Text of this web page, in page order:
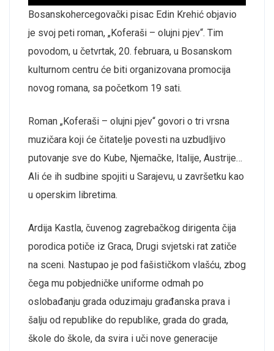
Bosanskohercegovački pisac Edin Krehić objavio
je svoj peti roman, „Koferaši – olujni pjev“. Tim
povodom, u četvrtak, 20. februara, u Bosanskom
kulturnom centru će biti organizovana promocija
novog romana, sa početkom 19 sati.
Roman „Koferaši – olujni pjev“ govori o tri vrsna
muzičara koji će čitatelje povesti na uzbudljivo
putovanje sve do Kube, Njemačke, Italije, Austrije…
Ali će ih sudbine spojiti u Sarajevu, u završetku kao
u operskim libretima.
Ardija Kastla, čuvenog zagrebačkog dirigenta čija
porodica potiče iz Graca, Drugi svjetski rat zatiče
na sceni. Nastupao je pod fašističkom vlašću, zbog
čega mu pobjedničke uniforme odmah po
oslobađanju grada oduzimaju građanska prava i
šalju od republike do republike, grada do grada,
škole do škole, da svira i uči nove generacije